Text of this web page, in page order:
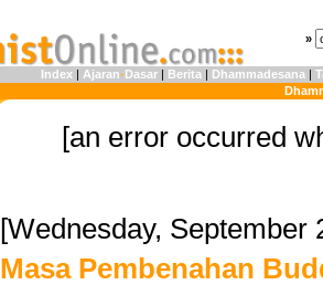
»
Index| Ajaran-Dasar| Berita | Dhammadesana |
[an error occurred
[Wednesday, September
Masa Pembenahan